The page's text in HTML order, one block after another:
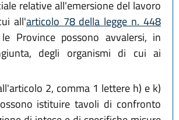
relative all'emersione del lavoro
all'articolo 78 della legge n. 448
Province possono avvalersi, in
degli organismi di cui ai
2, comma 1 lettere h) e k)
istituire tavoli di confronto